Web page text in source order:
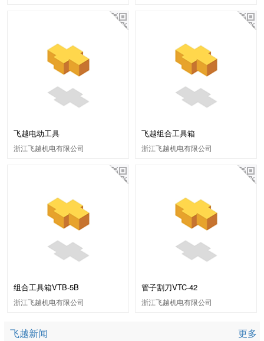
飞越电动工具
浙江飞越机电有限公司
飞越组合工具箱
浙江飞越机电有限公司
组合工具箱VTB-5B
浙江飞越机电有限公司
管子割刀VTC-42
浙江飞越机电有限公司
飞越新闻 更多